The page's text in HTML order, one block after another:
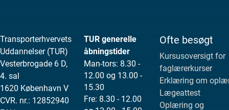
Transporterhvervets
Uddannelser (TUR)
Vesterbrogade 6 D,
4. sal
1620 København V
CVR. nr.: 12852940
TUR generelle
åbningstider
Man-tors: 8.30 -
12.00 og 13.00 -
15.30
Fre: 8.30 - 12.00
Ofte besøgt
Kursusoversigt for
faglærerkurser
Erklæring om
Lægeattest
Oplæring og